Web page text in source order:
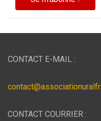
CONTACT E-MAIL :
CONTACT COURRIER :